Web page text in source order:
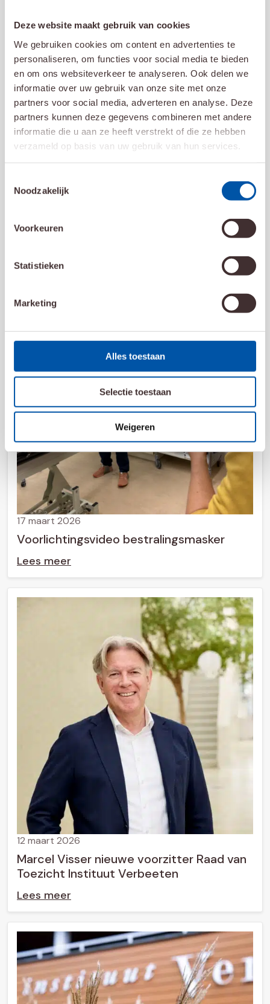
Deze website maakt gebruik van cookies
We gebruiken cookies om content en advertenties te
personaliseren, om functies voor social media te bieden
en om ons websiteverkeer te analyseren. Ook delen we
informatie over uw gebruik van onze site met onze
partners voor social media, adverteren en analyse. Deze
partners kunnen deze gegevens combineren met andere
informatie die u aan ze heeft verstrekt of die ze hebben
verzameld op basis van uw gebruik van hun services.
Noodzakelijk
Voorkeuren
Statistieken
Marketing
Alles toestaan
Selectie toestaan
Weigeren
12 mei 2026
Voorlichtingsvideo bestralingsmasker
17 maart 2026
Lees meer
Marcel Visser nieuwe voorzitter Raad van
Toezicht Instituut Verbeeten
12 maart 2026
Lees meer